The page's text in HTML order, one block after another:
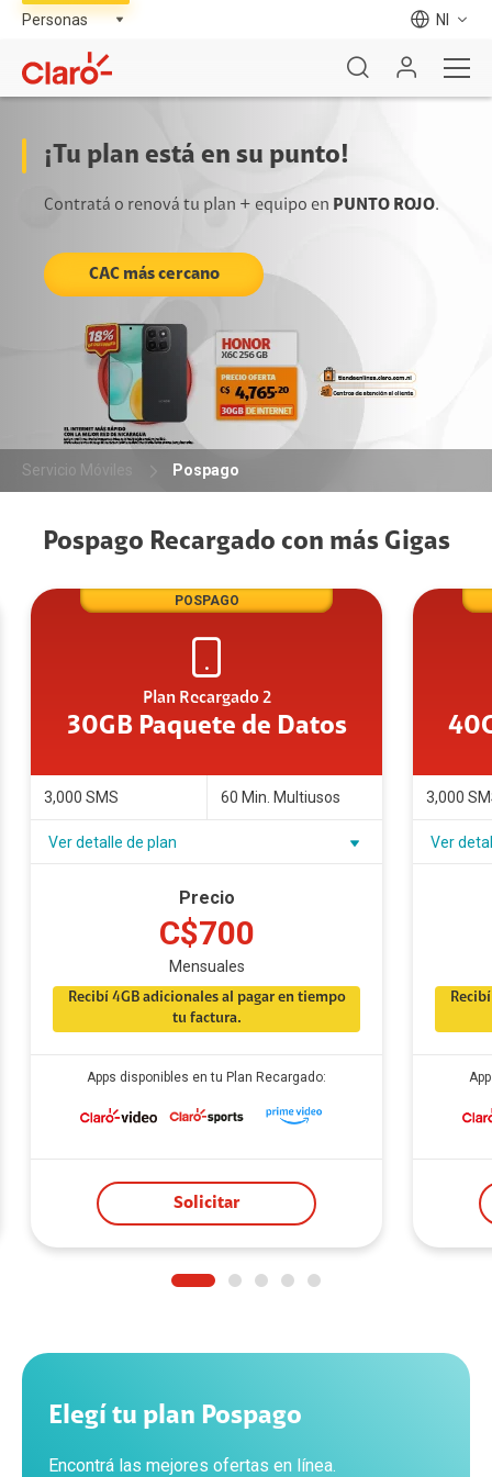
NI
¡Tu plan está en su punto!
Contratá o renová tu plan + equipo en PUNTO ROJO.
CAC más cercano
Servicio Móviles Pospago
Pospago Recargado con más Gigas
POSPAGO
Plan Recargado 2
30GB Paquete de Datos
3,000 SMS 60 Min. Multiusos
Ver detalle de plan
Precio
C$700
Mensuales
Recibí 4GB adicionales al pagar en tiempo
tu factura.
Apps disponibles en tu Plan Recargado:
Solicitar
3,000
Ver
Elegí tu plan Pospago
Encontrá las mejores ofertas en línea.